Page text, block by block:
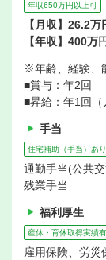
年収650万円以上可
【月収】26.2
【年収】400万
※年齢、経験、
■賞与：年2回
■昇給：年1回（
手当
住宅補助（手当）あり
通勤手当(公共
残業手当
福利厚生
産休・育休取得実績
雇用保険、労災